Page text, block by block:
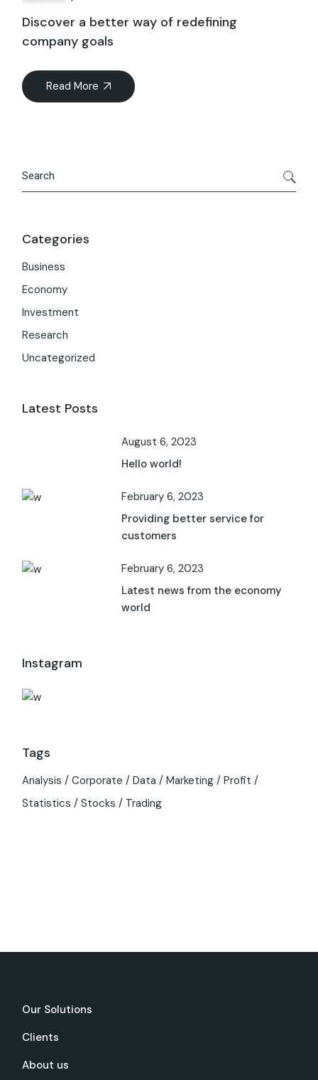
Discover a better way of redefining
company goals
Read More
Categories
Business
Economy
Investment
Research
Uncategorized
Latest Posts
August 6, 2023
Hello world!
February 6, 2023
Providing better service for
customers
February 6, 2023
Latest news from the economy
world
Instagram
Tags
Analysis Corporate Data Marketing
Profit
Statistics
Stocks Trading
Our Solutions
Clients
About us